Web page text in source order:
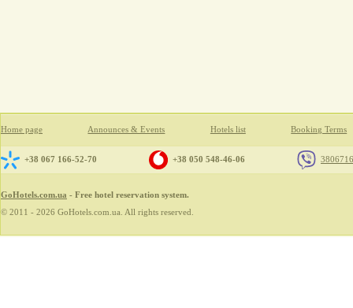
Home page Announces & Events Hotels list Booking Terms
+38 067 166-52-70 +38 050 548-46-06
GoHotels.com.ua - Free hotel reservation system.
© 2011 - 2026 GoHotels.com.ua. All rights reserved.